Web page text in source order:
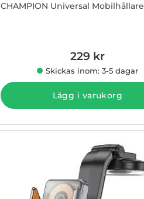
CHAMPION Universal Mobilhållare
229 kr
Skickas inom: 3-5 dagar
Lägg i varukorg